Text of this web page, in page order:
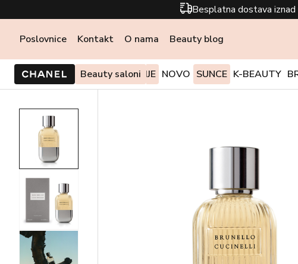
Besplatna dostava
Poslovnice Kontakt O nama Beauty blog
Beauty saloni
PONUDE I AKCIJE NOVO SUNCE K-BEAUTY